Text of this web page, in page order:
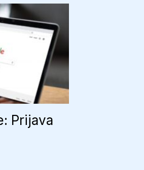
Prijava